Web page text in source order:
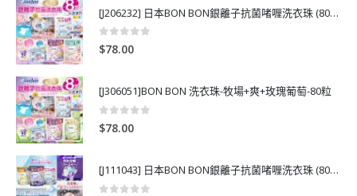
[J206232] 日本BON BON銀離子抗菌啫喱洗衣珠 (80粒)
0out of 5
$78.00
[J306051]BON BON 洗衣珠-牧場+爽+玫瑰葡萄-80粒
0out of 5
$78.00
[J111043] 日本BON BON銀離子抗菌啫喱洗衣珠 (80粒)